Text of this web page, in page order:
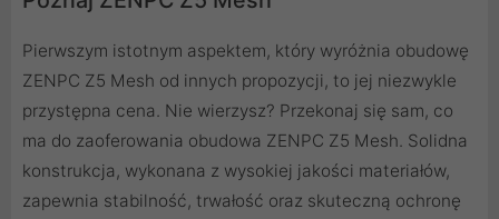
Pierwszym istotnym aspektem, który wyróżnia obudowę
ZENPC Z5 Mesh od innych propozycji, to jej niezwykle
przystępna cena. Nie wierzysz? Przekonaj się sam, co
ma do zaoferowania obudowa ZENPC Z5 Mesh. Solidna
konstrukcja, wykonana z wysokiej jakości materiałów,
zapewnia stabilność, trwałość oraz skuteczną ochronę